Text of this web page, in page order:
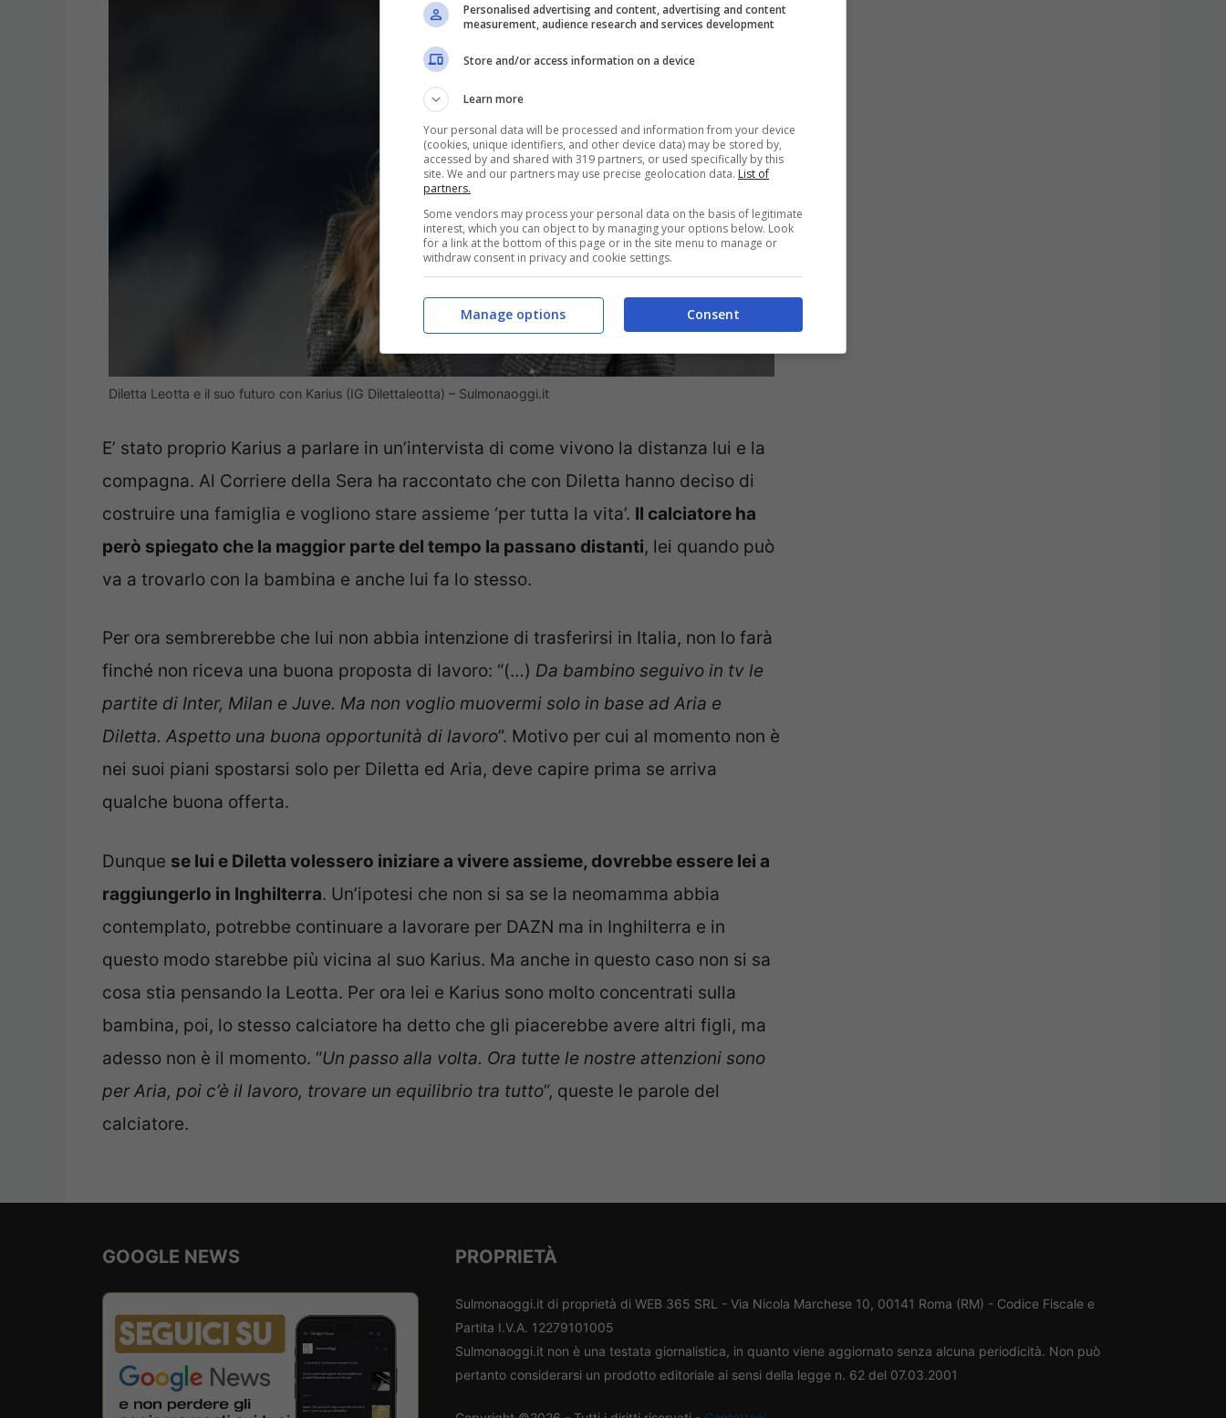
Diletta Leotta e il suo futuro con Karius (IG Dilettaleotta) – Sulmonaoggi.it
E’ stato proprio Karius a parlare in un’intervista di come vivono la distanza lui e la
compagna. Al Corriere della Sera ha raccontato che con Diletta hanno deciso di
costruire una famiglia e vogliono stare assieme ‘per tutta la vita’. Il calciatore ha
però spiegato che la maggior parte del tempo la passano distanti, lei quando può
va a trovarlo con la bambina e anche lui fa lo stesso.
Per ora sembrerebbe che lui non abbia intenzione di trasferirsi in Italia, non lo farà
finché non riceva una buona proposta di lavoro: “(…) Da bambino seguivo in tv le
partite di Inter, Milan e Juve. Ma non voglio muovermi solo in base ad Aria e
Diletta. Aspetto una buona opportunità di lavoro”. Motivo per cui al momento non è
nei suoi piani spostarsi solo per Diletta ed Aria, deve capire prima se arriva
qualche buona offerta.
Dunque se lui e Diletta volessero iniziare a vivere assieme, dovrebbe essere lei a
raggiungerlo in Inghilterra. Un’ipotesi che non si sa se la neomamma abbia
contemplato, potrebbe continuare a lavorare per DAZN ma in Inghilterra e in
questo modo starebbe più vicina al suo Karius. Ma anche in questo caso non si sa
cosa stia pensando la Leotta. Per ora lei e Karius sono molto concentrati sulla
bambina, poi, lo stesso calciatore ha detto che gli piacerebbe avere altri figli, ma
adesso non è il momento. “Un passo alla volta. Ora tutte le nostre attenzioni sono
per Aria, poi c’è il lavoro, trovare un equilibrio tra tutto”, queste le parole del
calciatore.
GOOGLE NEWS PROPRIETÀ
Sulmonaoggi.it di proprietà di WEB 365 SRL - Via Nicola Marchese 10, 00141 Roma (RM) - Codice Fiscale e
Partita I.V.A. 12279101005
Sulmonaoggi.it non è una testata giornalistica, in quanto viene aggiornato senza alcuna periodicità. Non può
pertanto considerarsi un prodotto editoriale ai sensi della legge n. 62 del 07.03.2001
Personalised advertising and content, advertising and content
measurement, audience research and services development
Store and/or access information on a device
Learn more
Your personal data will be processed and information from your device
(cookies, unique identifiers, and other device data) may be stored by,
accessed by and shared with 319 partners, or used specifically by this
site. We and our partners may use precise geolocation data. List of
partners.
Some vendors may process your personal data on the basis of legitimate
interest, which you can object to by managing your options below. Look
for a link at the bottom of this page or in the site menu to manage or
withdraw consent in privacy and cookie settings.
Consent
Manage options